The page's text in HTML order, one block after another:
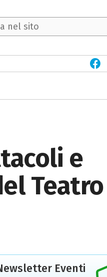
e
Teatro
Eventi